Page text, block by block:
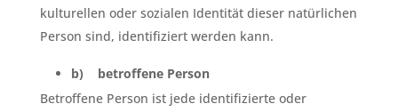
kulturellen oder sozialen Identität dieser natürlichen
Person sind, identifiziert werden kann.
b) betroffene Person
Betroffene Person ist jede identifizierte oder